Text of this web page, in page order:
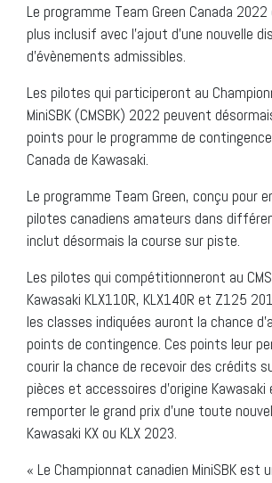
Le programme Team Green Canada
plus inclusif avec l’ajout d’une nouvelle
d’évènements admissibles.
Les pilotes qui participeront au
MiniSBK (CMSBK) 2022 peuvent
points pour le programme de
Canada de Kawasaki.
Le programme Team Green, conçu pour
pilotes canadiens amateurs dans
inclut désormais la course sur piste.
Les pilotes qui compétitionneront au
Kawasaki KLX110R, KLX140R et Z125
les classes indiquées auront la chance
points de contingence. Ces points leur
courir la chance de recevoir des crédits
pièces et accessoires d’origine
remporter le grand prix d’une toute
Kawasaki KX ou KLX 2023.
« Le Championnat canadien MiniSBK est